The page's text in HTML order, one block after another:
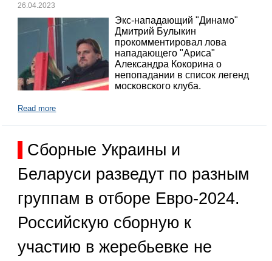
26.04.2023
Экс-нападающий "Динамо"
Дмитрий Булыкин
прокомментировал лова
нападающего "Ариса"
Александра Кокорина о
непопадании в список легенд
московского клуба.
Read more
Сборные Украины и
Беларуси разведут по разным
группам в отборе Евро-2024.
Российскую сборную к
участию в жеребьевке не